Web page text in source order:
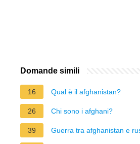
Domande simili
16 Qual è il afghanistan?
26 Chi sono i afghani?
39 Guerra tra afghanistan e